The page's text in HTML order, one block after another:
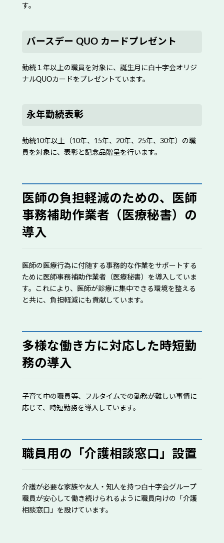
す。
バースデー QUO カードプレゼント
勤続１年以上の職員を対象に、誕生月に白十字会オリジ
ナルQUOカードをプレゼントています。
永年勤続表彰
勤続10年以上（10年、15年、20年、25年、30年）の職
員を対象に、表彰と記念品贈呈を行います。
医師の負担軽減のための、医師
事務補助作業者（医療秘書）の
導入
医師の医療行為に付随する事務的な作業をサポートする
ために医師事務補助作業者（医療秘書）を導入していま
す。これにより、医師が診療に集中できる環境を整える
と共に、負担軽減にも貢献しています。
多様な働き方に対応した時短勤
務の導入
子育て中の職員等、フルタイムでの勤務が難しい事情に
応じて、時短勤務を導入しています。
職員用の「介護相談窓口」設置
介護が必要な家族や友人・知人を持つ白十字会グループ
職員が安心して働き続けられるように職員向けの「介護
相談窓口」を設けています。